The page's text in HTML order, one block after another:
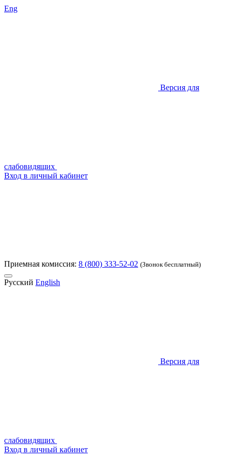
Eng
Версия для
слабовидящих
Вход в личный кабинет
Приемная комиссия: 8 (800) 333-52-02 (Звонок бесплатный)
Русский English
Версия для
слабовидящих
Вход в личный кабинет